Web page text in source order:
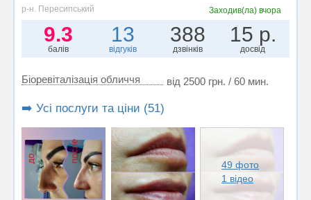
р-н. Пересипський Заходив(ла) вчора
9.3
балів
13
відгуків
388
дзвінків
15 р.
досвід
Біоревіталізація обличчя від 2500 грн. / 60 мин.
➡️ Усі послуги та ціни (51)
49 фото
1 відео